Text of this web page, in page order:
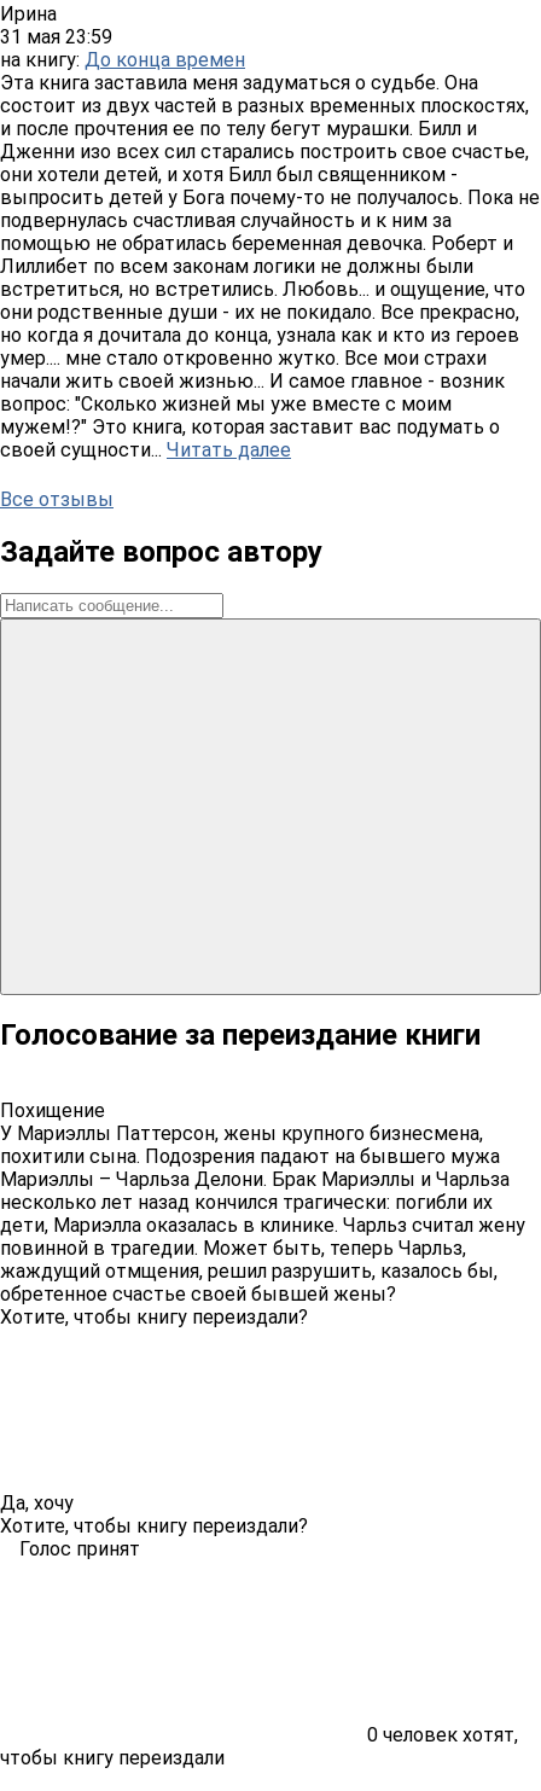
Ирина
31 мая 23:59
на книгу: До конца времен
Эта книга заставила меня задуматься о судьбе. Она
состоит из двух частей в разных временных плоскостях,
и после прочтения ее по телу бегут мурашки. Билл и
Дженни изо всех сил старались построить свое счастье,
они хотели детей, и хотя Билл был священником -
выпросить детей у Бога почему-то не получалось. Пока не
подвернулась счастливая случайность и к ним за
помощью не обратилась беременная девочка. Роберт и
Лиллибет по всем законам логики не должны были
встретиться, но встретились. Любовь... и ощущение, что
они родственные души - их не покидало. Все прекрасно,
но когда я дочитала до конца, узнала как и кто из героев
умер.... мне стало откровенно жутко. Все мои страхи
начали жить своей жизнью... И самое главное - возник
вопрос: "Сколько жизней мы уже вместе с моим
мужем!?" Это книга, которая заставит вас подумать о
своей сущности... Читать далее
Все отзывы
Задайте вопрос автору
Голосование за переиздание книги
Похищение
У Мариэллы Паттерсон, жены крупного бизнесмена,
похитили сына. Подозрения падают на бывшего мужа
Мариэллы – Чарльза Делони. Брак Мариэллы и Чарльза
несколько лет назад кончился трагически: погибли их
дети, Мариэлла оказалась в клинике. Чарльз считал жену
повинной в трагедии. Может быть, теперь Чарльз,
жаждущий отмщения, решил разрушить, казалось бы,
обретенное счастье своей бывшей жены?
Хотите, чтобы книгу переиздали?
Да, хочу
Хотите, чтобы книгу переиздали?
Голос принят
0 человек хотят,
чтобы книгу переиздали